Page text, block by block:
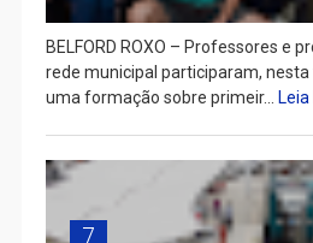
BELFORD ROXO – Professores e
rede municipal participaram,
uma formação sobre primeir... Leia
7